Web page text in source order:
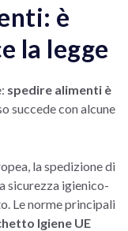
è
la legge
spedire alimenti è
succede con alcune
la spedizione di
sicurezza igienico-
Le norme principali
Igiene UE